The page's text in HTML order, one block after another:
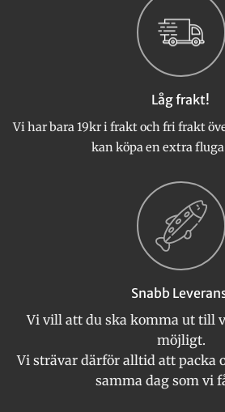
Låg frakt!
Vi har bara 19kr i frakt och fri frakt
kan köpa en extra
Snabb
Vi vill att du ska komma ut till
möjligt.
Vi strävar därför alltid att packa
samma dag som vi